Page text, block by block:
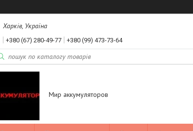
Харків, Україна
+380 (67) 280-49-77 +380 (99) 473-73-64
Мир аккумуляторов